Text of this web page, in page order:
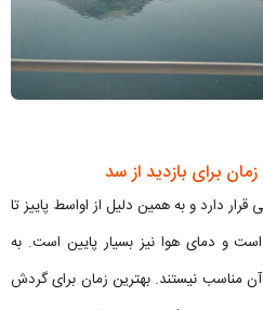
برای بازدید از سد
دارد و به همین دلیل از اواسط پاییز تا
است و دمای هوا نیز بسیار پایین است. به
مناسب نیستند. بهترین زمان برای گردش